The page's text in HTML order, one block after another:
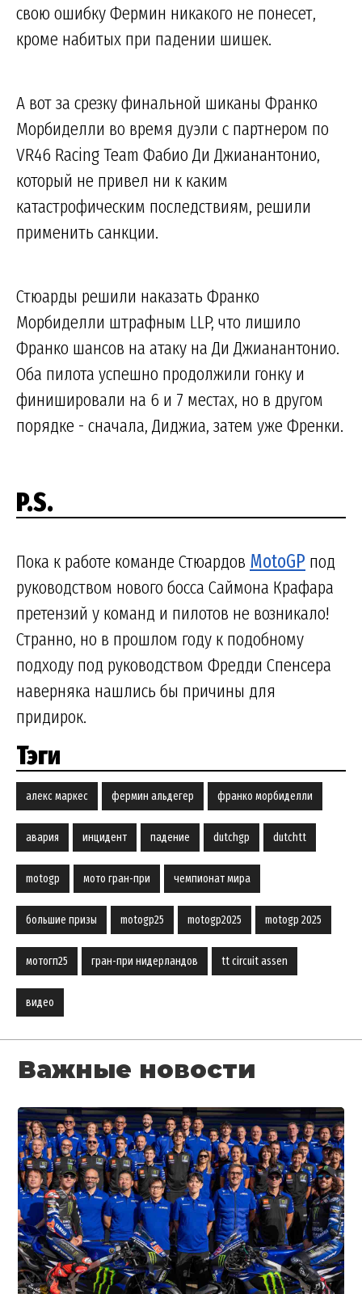
свою ошибку Фермин никакого не понесет,
кроме набитых при падении шишек.
А вот за срезку финальной шиканы Франко
Морбиделли во время дуэли с партнером по
VR46 Racing Team Фабио Ди Джианантонио,
который не привел ни к каким
катастрофическим последствиям, решили
применить санкции.
Стюарды решили наказать Франко
Морбиделли штрафным LLP, что лишило
Франко шансов на атаку на Ди Джианантонио.
Оба пилота успешно продолжили гонку и
финишировали на 6 и 7 местах, но в другом
порядке - сначала, Диджиа, затем уже Френки.
P.S.
Пока к работе команде Стюардов MotoGP под
руководством нового босса Саймона Крафара
претензий у команд и пилотов не возникало!
Странно, но в прошлом году к подобному
подходу под руководством Фредди Спенсера
наверняка нашлись бы причины для
придирок.
Тэги
алекс маркес фермин альдегер франко морбиделли
авария инцидент падение dutchgp dutchtt
motogp мото гран-при чемпионат мира
большие призы motogp25 motogp2025 motogp 2025
мотогп25 гран-при нидерландов tt circuit assen
видео
Важные новости